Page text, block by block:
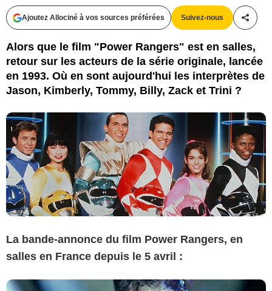
Ajoutez Allociné à vos sources préférées Suivez-nous
Alors que le film "Power Rangers" est en salles,
retour sur les acteurs de la série originale, lancée
en 1993. Où en sont aujourd'hui les interprètes de
Jason, Kimberly, Tommy, Billy, Zack et Trini ?
Saban International
La bande-annonce du film Power Rangers, en
salles en France depuis le 5 avril :